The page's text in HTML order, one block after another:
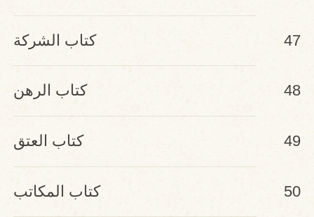
47 كتاب الشركة
48 كتاب الرهن
49 كتاب العتق
50 كتاب المكاتب